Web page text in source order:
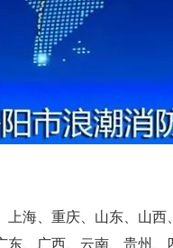
、重庆、山东、山西
东、广西、云南、贵州